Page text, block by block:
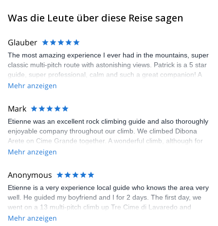
(Scotland) and Norway, Greece, Spain and Sardinia. I did also
several high altitude climbs like Mt Denali (Alaska), Ama Dablam
(6545m), Cotopaxi and Chimborazo in Ecuador (5897m and
6310m), Patagonia (Argentina).
Feel free to get in touch with me if you are coming in the
Dolomites for skiing (alpine, freeride and ski touring), rock
climbing, sport climbing and multi pitch climbing. It will be my
Was die Leute über diese Reise sagen
Glauber
The most amazing experience I ever had in the mountains, super
classic multi-pitch route with astonishing views. Patrick is a 5 star
guide, super professional, calm and such a great companion! A
super fun day to be remembered forever.
Mehr anzeigen
Mark
Etienne was an excellent rock climbing guide and also thoroughly
enjoyable company throughout our climb. We climbed Dibona
Arete on Cime Grande together. A wonderful climb, although for
me some challenging moves which I only completed because
recommending Etienne. Very well organised by explore-
share.com too.
Mehr anzeigen
Anonymous
Etienne is a very experience local guide who knows the area very
well. He guided my boyfriend and I for 2 days. The first day, we
went on a 13 multi-pitch climb up Tre Cime di Lavaredo and
Etienne guided us up the mountain efficiently and safely while
Mehr anzeigen